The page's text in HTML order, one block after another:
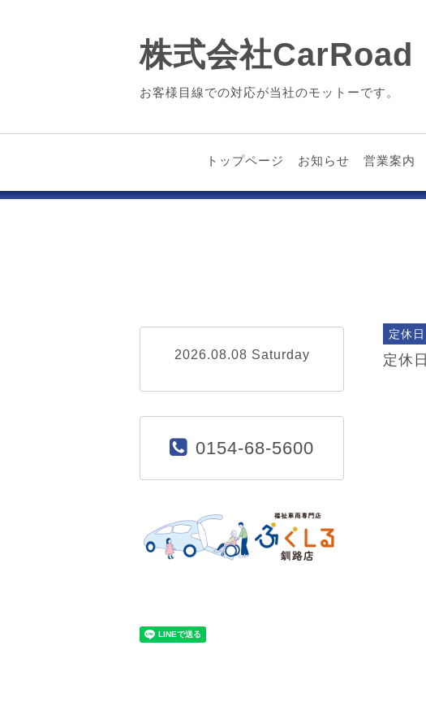
株式会社CarRoad
お客様目線での対応が当社のモットーです。
トップページ お知らせ 営業案内
定休日
定休日
2026.08.08 Saturday
0154-68-5600